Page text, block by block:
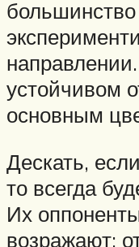
устойчивом
основным
Дескать,
то всегда
Их
возражают: